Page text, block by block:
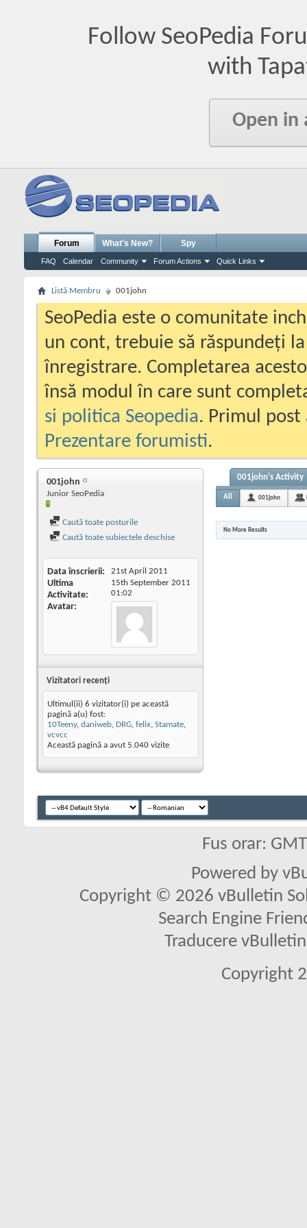
Follow SeoPedia
with
Open in
Forum
FAQ Calendar Community Forum Actions Quick Links
What's New? Spy
Listă Membru 001john
SeoPedia este o comunitate
un cont, trebuie să răspundeți
înregistrare. Completarea
însă modul în care sunt
si politica Seopedia. Primul
Prezentare forumisti.
001john
Junior SeoPedia
Caută toate posturile
Caută toate subiectele deschise
Data înscrierii 21st April 2011
Ultima
Activitate
15th September 2011
01:02
Avatar
Vizitatori recenţi
Ultimul(ii) 6 vizitator(i) pe această
pagină a(u) fost:
10Teeny, daniweb, DRG, felix, Stamate,
vcvcc
Această pagină a avut 5.040 vizite
001john's Activity
All 001john
No More Results
Fus orar:
Powered by
Copyright © 2026 vBulletin
Search Engine
Traducere
Copyright